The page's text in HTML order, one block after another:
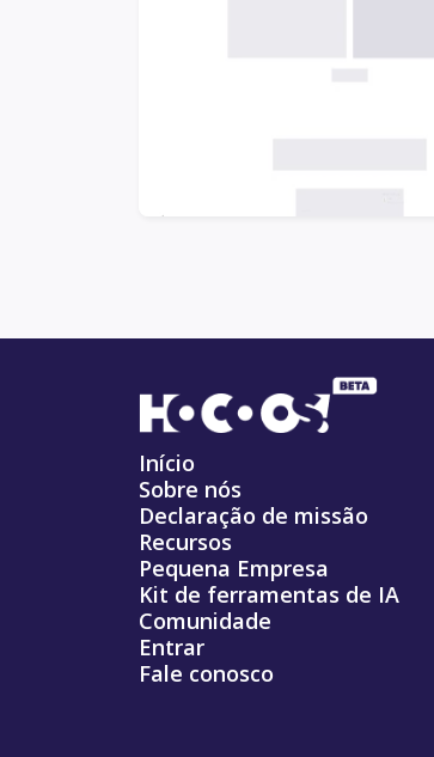
Início
Sobre nós
Declaração de missão
Recursos
Pequena Empresa
Kit de ferramentas de IA
Comunidade
Entrar
Fale conosco